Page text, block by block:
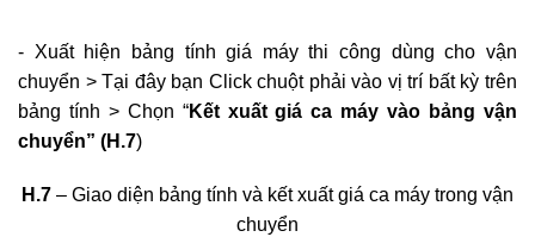
- Sau khi chọn Tính trực tiếp giá máy > Xuất hiện hộp thoại
“Tính giá máy thi công ” > Tại đây người dùng tiến hành
Cập nhật các thông số Nhiên liệu / Hoặc chọn Nhập từ
Chọn Đồng ý(H.6)